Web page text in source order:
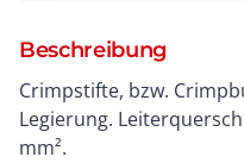
Beschreibung
Crimpstifte, bzw.
Legierung.
mm².